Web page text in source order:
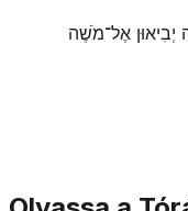
אֶל־מֹשֶׁה